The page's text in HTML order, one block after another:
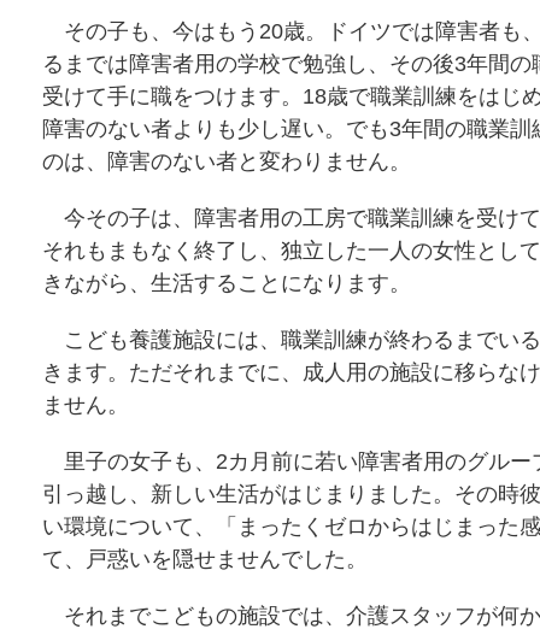
その子も、今はもう20歳。ドイツでは障害者も
るまでは障害者用の学校で勉強し、その後3年間の
受けて手に職をつけます。18歳で職業訓練をはじ
障害のない者よりも少し遅い。でも3年間の職業訓
のは、障害のない者と変わりません。
今その子は、障害者用の工房で職業訓練を受け
それもまもなく終了し、独立した一人の女性とし
きながら、生活することになります。
こども養護施設には、職業訓練が終わるまでい
きます。ただそれまでに、成人用の施設に移らな
ません。
里子の女子も、2カ月前に若い障害者用のグルー
引っ越し、新しい生活がはじまりました。その時
い環境について、「まったくゼロからはじまった
て、戸惑いを隠せませんでした。
それまでこどもの施設では、介護スタッフが何